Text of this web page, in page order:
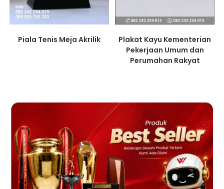
Piala Tenis Meja Akrilik
Plakat Kayu Kementerian
Pekerjaan Umum dan
Perumahan Rakyat